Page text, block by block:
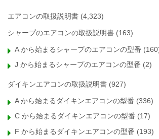
エアコンの取扱説明書 (4,323)
シャープのエアコンの取扱説明書 (163)
A から始まるシャープのエアコンの型番
J から始まるシャープのエアコンの型番 (2)
ダイキンエアコンの取扱説明書 (927)
A から始まるダイキンエアコンの型番 (336)
C から始まるダイキンエアコンの型番 (17)
F から始まるダイキンエアコンの型番 (193)